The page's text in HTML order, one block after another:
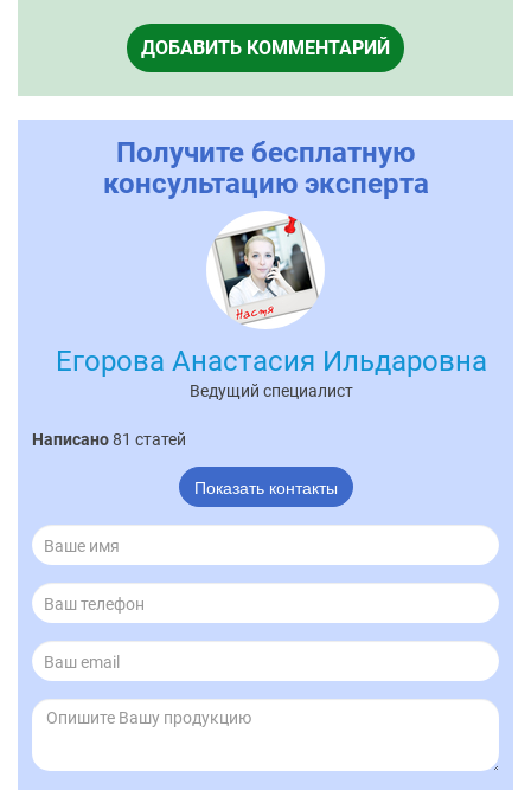
ДОБАВИТЬ КОММЕНТАРИЙ
Получите бесплатную
консультацию эксперта
Егорова Анастасия Ильдаровна
Ведущий специалист
Написано81 статей
Показать контакты